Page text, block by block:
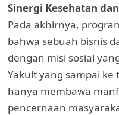
Sinergi Kesehatan
Pada akhirnya,
bahwa sebuah bisnis
dengan misi sosial
Yakult yang sampai
hanya membawa
pencernaan